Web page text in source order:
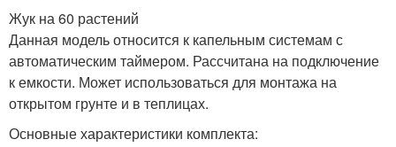
Жук на 60 растений
Данная модель относится к капельным системам с
автоматическим таймером. Рассчитана на подключение
к емкости. Может использоваться для монтажа на
открытом грунте и в теплицах.
Основные характеристики комплекта: